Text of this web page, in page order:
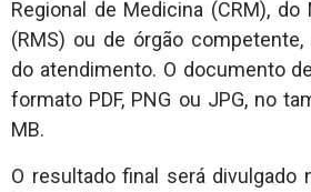
Regional de Medicina (CRM), do
(RMS) ou de órgão
do atendimento. O documento
formato PDF, PNG ou JPG, no
MB.
O resultado final será divulgado